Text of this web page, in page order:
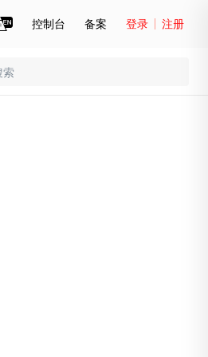
控制台 备案 登录 注册